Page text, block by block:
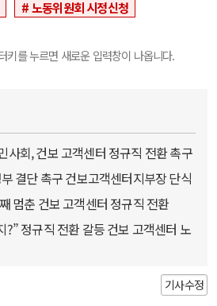
노동위원회 시정신청
키를 누르면 새로운 입력창이 나옵니다.
회, 건보 고객센터 정규직 전환 촉구
결단 촉구 건보고객센터지부장 단식
멈춘 건보 고객센터 정규직 전환
?” 정규직 전환 갈등 건보 고객센터 노
기사수정